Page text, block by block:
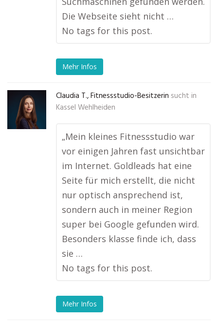
Die Webseite sieht nicht …
No tags for this post.
Mehr Infos
Claudia T., Fitnessstudio-Besitzerin sucht in
Kassel Wehlheiden
„Mein kleines Fitnessstudio war
vor einigen Jahren fast unsichtbar
im Internet. Goldleads hat eine
Seite für mich erstellt, die nicht
nur optisch ansprechend ist,
sondern auch in meiner Region
super bei Google gefunden wird.
Besonders klasse finde ich, dass
sie …
No tags for this post.
Mehr Infos